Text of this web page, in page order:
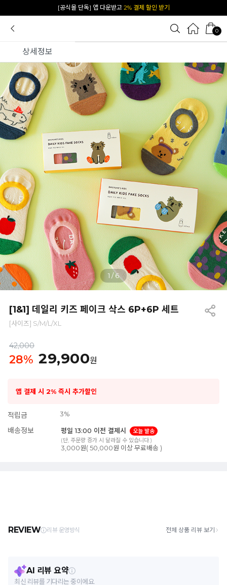
카카오 플친 추가하면1천원 즉시 할인 쿠폰
0
상세정보
1 /6
[1&1] 데일리 키즈 페이크 삭스 6P+6P 세트
[사이즈] S/M/L/XL
42,000
28% 29,900원
앱 결제 시 2% 즉시 추가할인
적립금 3%
배송정보 평일 13:00 이전 결제시
오늘 발송
(단, 주문량 증가 시 달라질 수 있습니다.)
3,000원( 50,000원 이상 무료배송 )